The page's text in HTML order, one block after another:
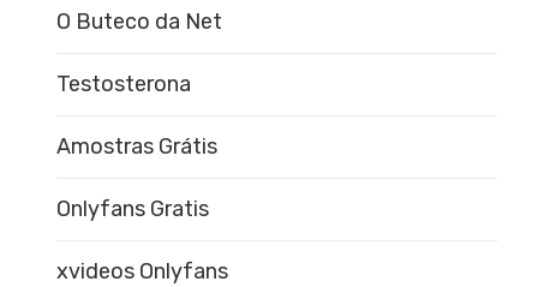
O Buteco da Net
Testosterona
Amostras Grátis
Onlyfans Gratis
xvideos Onlyfans